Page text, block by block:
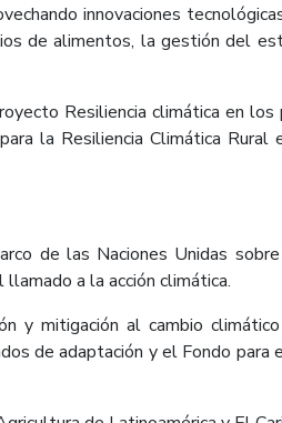
innovaciones
de alimentos, la gestión del
Resiliencia climática en
la Resiliencia Climática Rural
de las Naciones Unidas
a la acción climática.
y mitigación al cambio
de adaptación y el Fondo